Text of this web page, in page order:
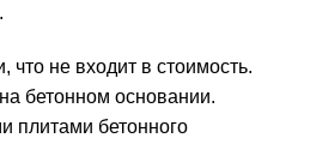
что не входит в стоимость.
бетонном основании.
плитами бетонного